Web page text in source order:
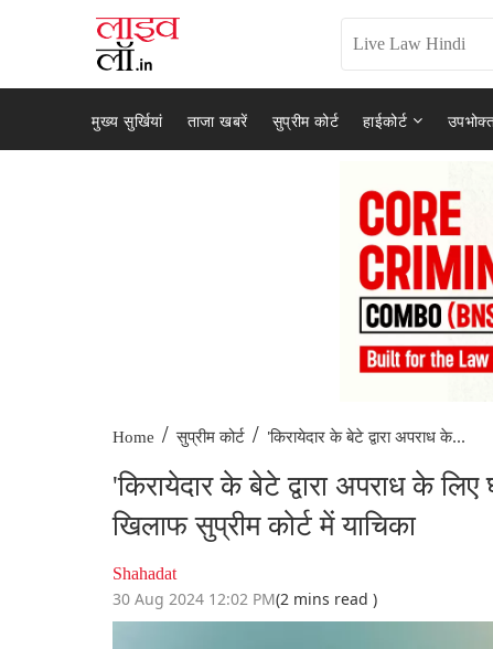
मुख्य सुर्खियां ताजा खबरें सुप्रीम कोर्ट हाईकोर्ट
Home / सुप्रीम कोर्ट / 'किरायेदार के बेटे द्वारा अपराध के...
'किरायेदार के बेटे द्वारा अपराध के
खिलाफ सुप्रीम कोर्ट में याचिका
Shahadat
30 Aug 2024 12:02 PM(2 mins read )